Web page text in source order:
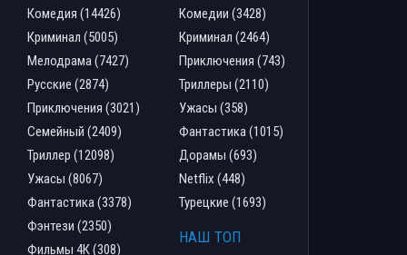
Комедия (14426)
Криминал (5005)
Мелодрама (7427)
Русские (2874)
Приключения (3021)
Семейный (2409)
Триллер (12098)
Ужасы (8067)
Фантастика (3378)
Фэнтези (2350)
Фильмы 4К (308)
Комедии (3428)
Криминал (2464)
Приключения (743)
Триллеры (2110)
Ужасы (358)
Фантастика (1015)
Дорамы (693)
Netflix (448)
Турецкие (1693)
НАШ ТОП